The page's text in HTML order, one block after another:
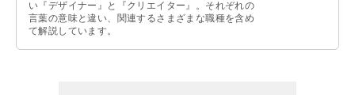
い『デザイナー』と『クリエイター』。それぞれの
言葉の意味と違い、関連するさまざまな職種を含め
て解説しています。